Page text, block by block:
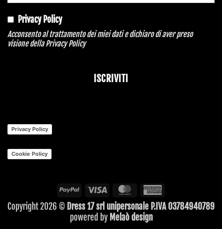
Privacy Policy
Acconsento al trattamento dei miei dati e dichiaro di aver preso
visione dellaPrivacy Policy
ISCRIVITI
Privacy Policy
Cookie Policy
PayPal Visa MasterCard
Express
Copyright 2026 © Dress 17 srl unipersonale P.IVA 03784940789
powered by Melaò design